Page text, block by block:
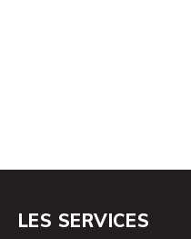
LES SERVICES